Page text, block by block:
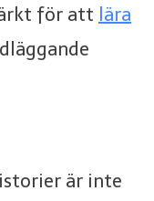
för att lära
är inte